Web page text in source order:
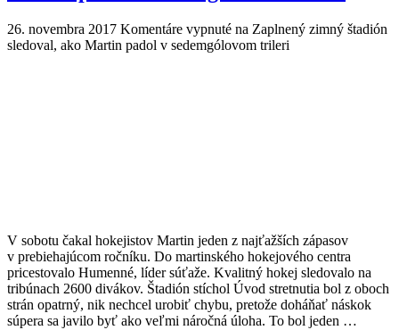
26. novembra 2017 Komentáre vypnuté na Zaplnený zimný štadión
sledoval, ako Martin padol v sedemgólovom trileri
V sobotu čakal hokejistov Martin jeden z najťažších zápasov
v prebiehajúcom ročníku. Do martinského hokejového centra
pricestovalo Humenné, líder súťaže. Kvalitný hokej sledovalo na
tribúnach 2600 divákov. Štadión stíchol Úvod stretnutia bol z oboch
strán opatrný, nik nechcel urobiť chybu, pretože doháňať náskok
súpera sa javilo byť ako veľmi náročná úloha. To bol jeden …